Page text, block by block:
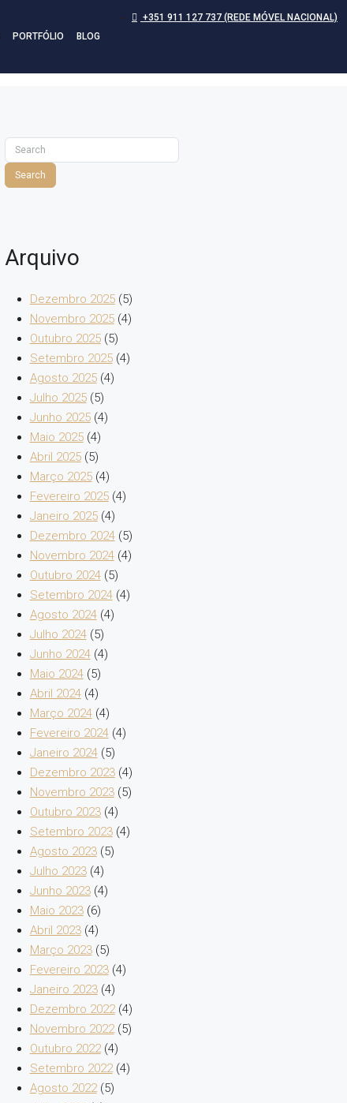
PORTFÓLIO BLOG
+351 911 127 737 (REDE MÓVEL NACIONAL)
Search
Arquivo
Dezembro 2025(5)
Novembro 2025(4)
Outubro 2025(5)
Setembro 2025(4)
Agosto 2025(4)
Julho 2025(5)
Junho 2025(4)
Maio 2025(4)
Abril 2025(5)
Março 2025(4)
Fevereiro 2025(4)
Janeiro 2025(4)
Dezembro 2024(5)
Novembro 2024(4)
Outubro 2024(5)
Setembro 2024(4)
Agosto 2024(4)
Julho 2024(5)
Junho 2024(4)
Maio 2024(5)
Abril 2024(4)
Março 2024(4)
Fevereiro 2024(4)
Janeiro 2024(5)
Dezembro 2023(4)
Novembro 2023(5)
Outubro 2023(4)
Setembro 2023(4)
Agosto 2023(5)
Julho 2023(4)
Junho 2023(4)
Maio 2023(6)
Abril 2023(4)
Março 2023(5)
Fevereiro 2023(4)
Janeiro 2023(4)
Dezembro 2022(4)
Novembro 2022(5)
Outubro 2022(4)
Setembro 2022(4)
Agosto 2022(5)